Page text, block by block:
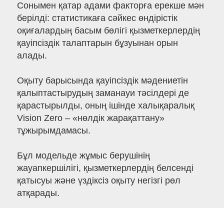
Сонымен қатар адами факторға ерекше мән
берілді: статистикаға сәйкес өндірістік
оқиғалардың басым бөлігі қызметкерлердің
қауіпсіздік талаптарын бұзуынан орын
алады.
Оқыту барысында қауіпсіздік мәдениетін
қалыптастырудың заманауи тәсілдері де
қарастырылды, оның ішінде халықаралық
Vision Zero – «нөлдік жарақаттану»
тұжырымдамасы.
Бұл модельде жұмыс берушінің
жауапкершілігі, қызметкерлердің белсенді
қатысуы және үздіксіз оқыту негізгі рөл
атқарады.